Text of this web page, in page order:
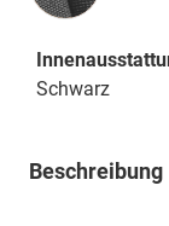
Schwarz
Beschreibung